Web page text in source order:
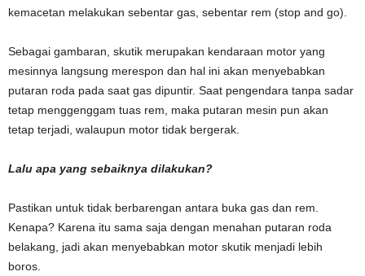
kemacetan melakukan sebentar gas, sebentar rem (stop and go).
Sebagai gambaran, skutik merupakan kendaraan motor yang
mesinnya langsung merespon dan hal ini akan menyebabkan
putaran roda pada saat gas dipuntir. Saat pengendara tanpa sadar
tetap menggenggam tuas rem, maka putaran mesin pun akan
tetap terjadi, walaupun motor tidak bergerak.
Lalu apa yang sebaiknya dilakukan?
Pastikan untuk tidak berbarengan antara buka gas dan rem.
Kenapa? Karena itu sama saja dengan menahan putaran roda
belakang, jadi akan menyebabkan motor skutik menjadi lebih
boros.